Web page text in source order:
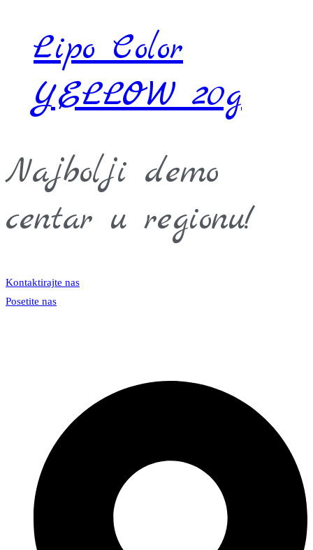
Lipo Color
YELLOW 20g
Najbolji demo
centar u regionu!
Kontaktirajte nas
Posetite nas